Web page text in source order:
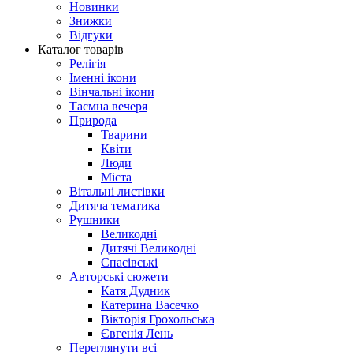
Новинки
Знижки
Відгуки
Каталог товарів
Релігія
Іменні ікони
Вінчальні ікони
Таємна вечеря
Природа
Тварини
Квіти
Люди
Міста
Вітальні листівки
Дитяча тематика
Рушники
Великодні
Дитячі Великодні
Спасівські
Авторські сюжети
Катя Дудник
Катерина Васечко
Вікторія Грохольська
Євгенія Лень
Переглянути всі